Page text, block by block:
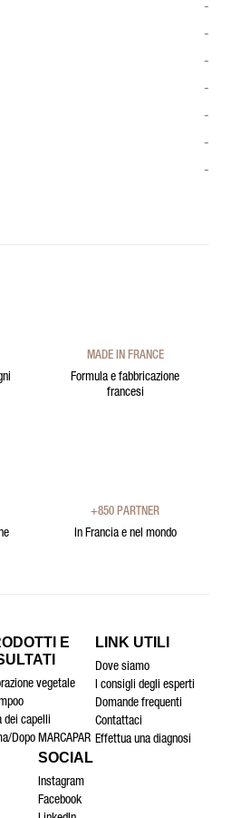
-
-
-
-
-
-
-
MADE IN FRANCE
Formula e fabbricazione
francesi
+850 PARTNER
In Francia e nel mondo
E
vegetale
dei capelli
Dopo MARCAPAR
LINK UTILI
Dove siamo
I consigli degli esperti
Domande frequenti
Contattaci
Effettua una diagnosi
SOCIAL
Instagram
Facebook